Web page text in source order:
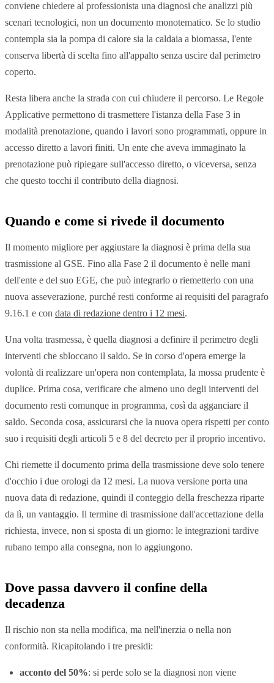
conviene chiedere al professionista una diagnosi che analizzi più
scenari tecnologici, non un documento monotematico. Se lo studio
contempla sia la pompa di calore sia la caldaia a biomassa, l'ente
conserva libertà di scelta fino all'appalto senza uscire dal perimetro
coperto.
Resta libera anche la strada con cui chiudere il percorso. Le Regole
Applicative permettono di trasmettere l'istanza della Fase 3 in
modalità prenotazione, quando i lavori sono programmati, oppure in
accesso diretto a lavori finiti. Un ente che aveva immaginato la
prenotazione può ripiegare sull'accesso diretto, o viceversa, senza
che questo tocchi il contributo della diagnosi.
Quando e come si rivede il documento
Il momento migliore per aggiustare la diagnosi è prima della sua
trasmissione al GSE. Fino alla Fase 2 il documento è nelle mani
dell'ente e del suo EGE, che può integrarlo o riemetterlo con una
nuova asseverazione, purché resti conforme ai requisiti del paragrafo
9.16.1 e con data di redazione dentro i 12 mesi.
Una volta trasmessa, è quella diagnosi a definire il perimetro degli
interventi che sbloccano il saldo. Se in corso d'opera emerge la
volontà di realizzare un'opera non contemplata, la mossa prudente è
duplice. Prima cosa, verificare che almeno uno degli interventi del
documento resti comunque in programma, così da agganciare il
saldo. Seconda cosa, assicurarsi che la nuova opera rispetti per conto
suo i requisiti degli articoli 5 e 8 del decreto per il proprio incentivo.
Chi riemette il documento prima della trasmissione deve solo tenere
d'occhio i due orologi da 12 mesi. La nuova versione porta una
nuova data di redazione, quindi il conteggio della freschezza riparte
da lì, un vantaggio. Il termine di trasmissione dall'accettazione della
richiesta, invece, non si sposta di un giorno: le integrazioni tardive
rubano tempo alla consegna, non lo aggiungono.
Dove passa davvero il confine della
decadenza
Il rischio non sta nella modifica, ma nell'inerzia o nella non
conformità. Ricapitolando i tre presidi:
acconto del 50%: si perde solo se la diagnosi non viene